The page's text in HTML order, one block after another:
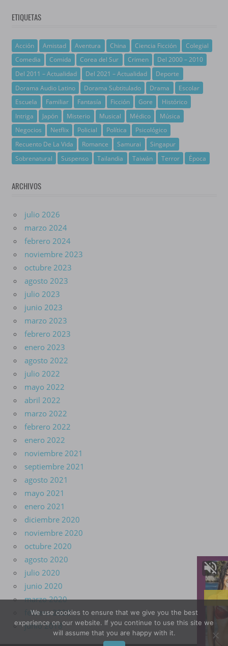
ETIQUETAS
Acción Amistad Aventura China Ciencia Ficción
Colegial
Comedia
Comida Corea del Sur Crimen
Del 2000 – 2010
Del 2011 – Actualidad
Del 2021 – Actualidad
Deporte
Dorama Audio Latino
Dorama Subtitulado Drama
Escolar
Escuela
Familiar Fantasía Ficción Gore
Histórico
Intriga
Japón Misterio Musical Médico
Música
Negocios
Netflix Policial Política
Psicológico
Recuento De La Vida
Romance Samurai
Singapur
Sobrenatural
Suspenso Tailandia Taiwán Terror Época
ARCHIVOS
julio 2026
marzo 2024
febrero 2024
noviembre 2023
octubre 2023
agosto 2023
julio 2023
junio 2023
marzo 2023
febrero 2023
enero 2023
agosto 2022
julio 2022
mayo 2022
abril 2022
marzo 2022
febrero 2022
enero 2022
noviembre 2021
septiembre 2021
agosto 2021
mayo 2021
enero 2021
diciembre 2020
noviembre 2020
octubre 2020
agosto 2020
julio 2020
junio 2020
marzo 2020
febrero 2020
junio 2018
We use cookies to ensure that we give you the best
experience on our website. If you continue to use this site we
will assume that you are happy with it.